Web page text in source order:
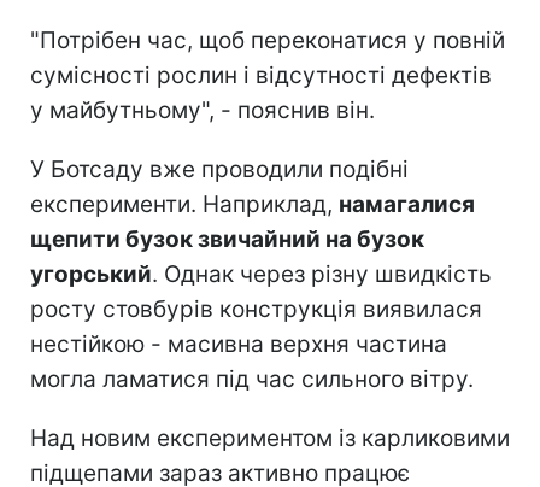
"Потрібен час, щоб переконатися у повній
сумісності рослин і відсутності дефектів
у майбутньому", - пояснив він.
У Ботсаду вже проводили подібні
експерименти. Наприклад, намагалися
щепити бузок звичайний на бузок
угорський. Однак через різну швидкість
росту стовбурів конструкція виявилася
нестійкою - масивна верхня частина
могла ламатися під час сильного вітру.
Над новим експериментом із карликовими
підщепами зараз активно працює